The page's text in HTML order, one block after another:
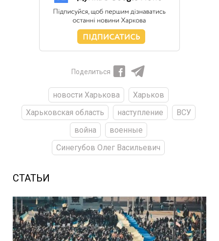
Поделиться
новости Харькова
Харьков
Харьковская область
наступление
ВСУ
война
военные
Синегубов Олег Васильевич
СТАТЬИ